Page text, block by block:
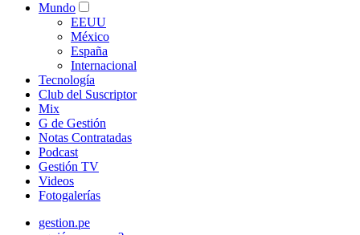
Mundo
EEUU
México
España
Internacional
Tecnología
Club del Suscriptor
Mix
G de Gestión
Notas Contratadas
Podcast
Gestión TV
Videos
Fotogalerías
gestion.pe